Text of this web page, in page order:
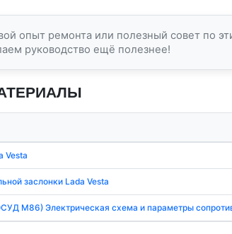
опыт ремонта или полезный совет по
руководство ещё полезнее!
Vesta
заслонки Lada Vesta
М86) Электрическая схема и параметры